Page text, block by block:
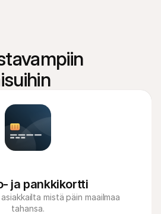
ja pankkikortti
mistä päin maailmaa
tahansa.